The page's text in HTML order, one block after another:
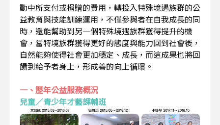
動中所支付或捐贈的費用，轉投入特殊境遇族群的公
益教育與技能訓練運用，不僅參與者在自我成長的同
時，還能幫助到另一個特殊境遇族群獲得提升的機
會，當特境族群獲得更好的態度與能力回到社會後，
自然能夠使得社會更加穩定、成長，而這成果也將回
饋到給予者身上，形成善的向上循環。
一、歷年公益服務概況
兒童／青少年才藝課輔班